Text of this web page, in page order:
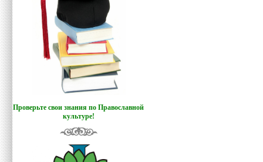
Проверьте свои знания по Православной
культуре!